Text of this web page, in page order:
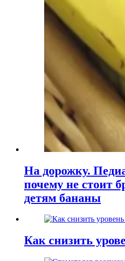
На дорожку.
почему не стоит
детям бананы
Как снизить